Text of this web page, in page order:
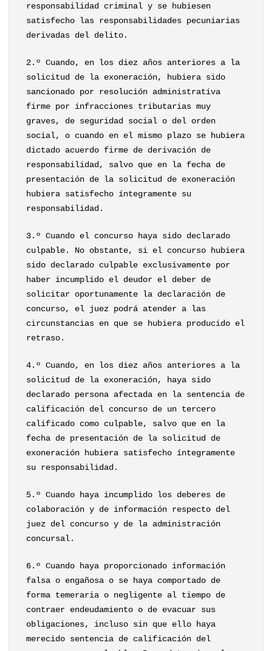
responsabilidad criminal y se hubiesen
satisfecho las responsabilidades pecuniarias
derivadas del delito.
2.º Cuando, en los diez años anteriores a la
solicitud de la exoneración, hubiera sido
sancionado por resolución administrativa
firme por infracciones tributarias muy
graves, de seguridad social o del orden
social, o cuando en el mismo plazo se hubiera
dictado acuerdo firme de derivación de
responsabilidad, salvo que en la fecha de
presentación de la solicitud de exoneración
hubiera satisfecho íntegramente su
responsabilidad.
3.º Cuando el concurso haya sido declarado
culpable. No obstante, si el concurso hubiera
sido declarado culpable exclusivamente por
haber incumplido el deudor el deber de
solicitar oportunamente la declaración de
concurso, el juez podrá atender a las
circunstancias en que se hubiera producido el
retraso.
4.º Cuando, en los diez años anteriores a la
solicitud de la exoneración, haya sido
declarado persona afectada en la sentencia de
calificación del concurso de un tercero
calificado como culpable, salvo que en la
fecha de presentación de la solicitud de
exoneración hubiera satisfecho íntegramente
su responsabilidad.
5.º Cuando haya incumplido los deberes de
colaboración y de información respecto del
juez del concurso y de la administración
concursal.
6.º Cuando haya proporcionado información
falsa o engañosa o se haya comportado de
forma temeraria o negligente al tiempo de
contraer endeudamiento o de evacuar sus
obligaciones, incluso sin que ello haya
merecido sentencia de calificación del